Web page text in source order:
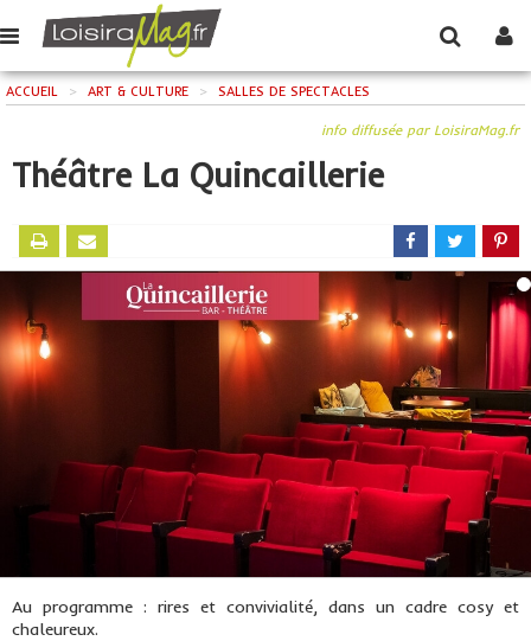
ACCUEIL > ART & CULTURE > SALLES DE SPECTACLES
info diffusée par LoisiraMag.fr
Théâtre La Quincaillerie
Au programme : rires et convivialité, dans un cadre cosy et
chaleureux.